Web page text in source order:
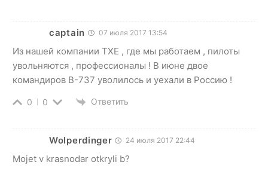
captain 07 июля 2017 13:54
Из нашей компании ТХЕ , где мы работаем , пилоты
увольняются , профессионалы ! В июне двое
командиров В-737 уволилось и уехали в Россию !
0 0 Ответить
Wolperdinger 24 июля 2017 22:44
Mojet v krasnodar otkryli b?